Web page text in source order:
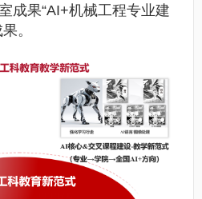
成果“AI+机械工程专业建
。